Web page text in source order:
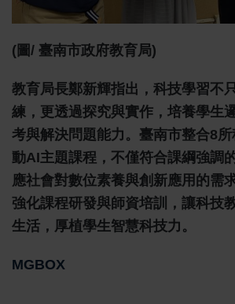
(圖/ 臺南市政府教育局)
教育局長鄭新輝指出，科技學習不
練，更透過探究與實作，培養學生
考與解決問題能力。臺南市整合8
動AI主題課程，不僅符合課綱強調
應社會對數位素養與創新應用的需
強化課程研發與師資培訓，讓科技
生活，厚植學生智慧科技力。
MGBOX